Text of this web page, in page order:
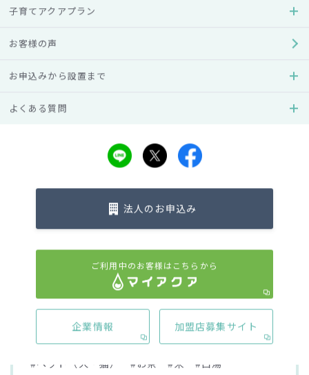
ウォーターサーバーと始
スティングダイエ…
#ダイエット
キーワード
#離乳食 #妊婦 #保管（置き場所）
#ボトル
#コーヒー
#水道水
#料金（費用）
#効果
#使い方 #原因
#選び方
#ペット（犬・猫）
#お茶 #米
#白湯
子育てアクアプラン
お客様の声
お申込みから設置まで
よくある質問
法人のお申込み
ご利用中のお客様はこちらから
企業情報 加盟店募集サイト